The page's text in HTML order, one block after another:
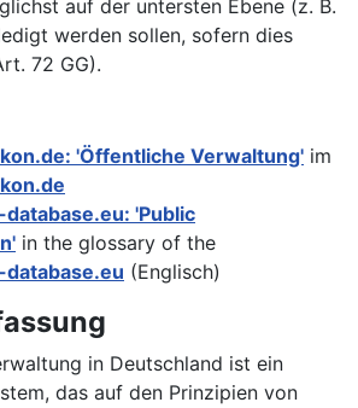
auf der untersten Ebene (z. B.
werden sollen, sofern dies
72 GG).
'Öffentliche Verwaltung' im
'Public
in the glossary of the
(Englisch)
in Deutschland ist ein
das auf den Prinzipien von